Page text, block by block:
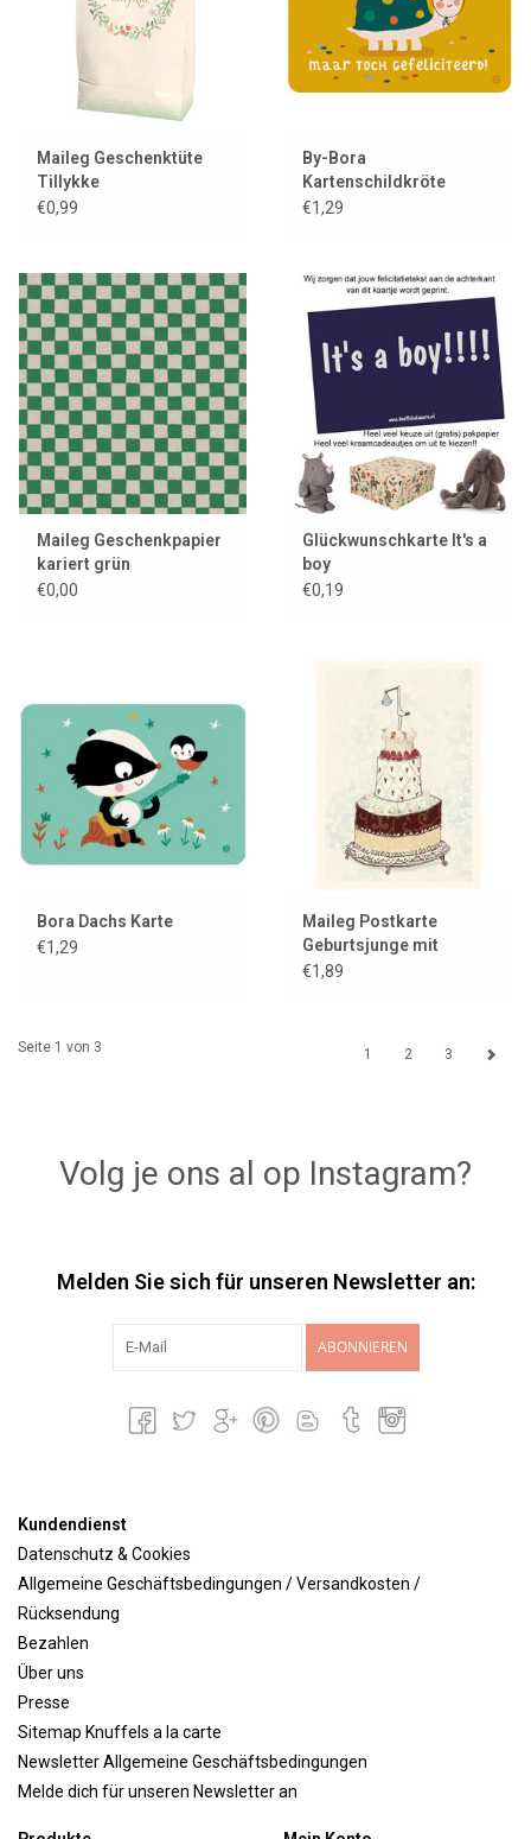
Maileg Geschenktüte
Tillykke
€0,99
By-Bora
Kartenschildkröte
€1,29
Maileg Geschenkpapier
kariert grün
€0,00
Glückwunschkarte It's a
boy
€0,19
Bora Dachs Karte
€1,29
Maileg Postkarte
Geburtsjunge mit
Storch
€1,89
Seite 1 von 3 1 2 3
Volg je ons al op Instagram?
Melden Sie sich für unseren Newsletter an:
ABONNIEREN
Kundendienst
Datenschutz & Cookies
Allgemeine Geschäftsbedingungen / Versandkosten /
Rücksendung
Bezahlen
Über uns
Presse
Sitemap Knuffels a la carte
Newsletter Allgemeine Geschäftsbedingungen
Melde dich für unseren Newsletter an